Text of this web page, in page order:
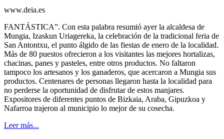
www.deia.es
FANTÁSTICA”. Con esta palabra resumió ayer la alcaldesa de
Mungia, Izaskun Uriagereka, la celebración de la tradicional feria de
San Antontxu, el punto álgido de las fiestas de enero de la localidad.
Más de 80 puestos ofrecieron a los visitantes las mejores hortalizas,
chacinas, panes y pasteles, entre otros productos. No faltaron
tampoco los artesanos y los ganaderos, que acercaron a Mungia sus
productos. Centenares de personas llegaron hasta la localidad para
no perderse la oportunidad de disfrutar de estos manjares.
Expositores de diferentes puntos de Bizkaia, Araba, Gipuzkoa y
Nafarroa trajeron al municipio lo mejor de su cosecha.
Leer más...